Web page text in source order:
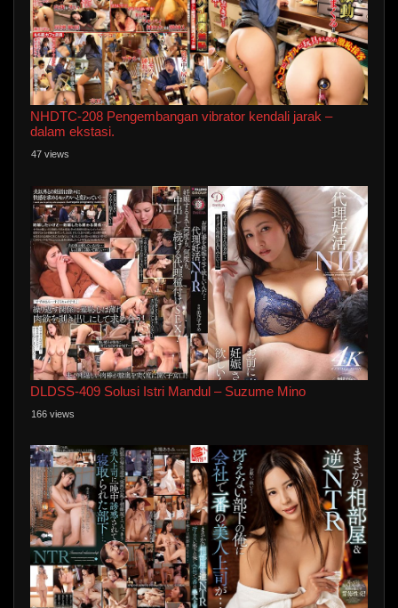
NHDTC-208 Pengembangan vibrator kendali jarak –
dalam ekstasi.
47 views
DLDSS-409 Solusi Istri Mandul – Suzume Mino
166 views